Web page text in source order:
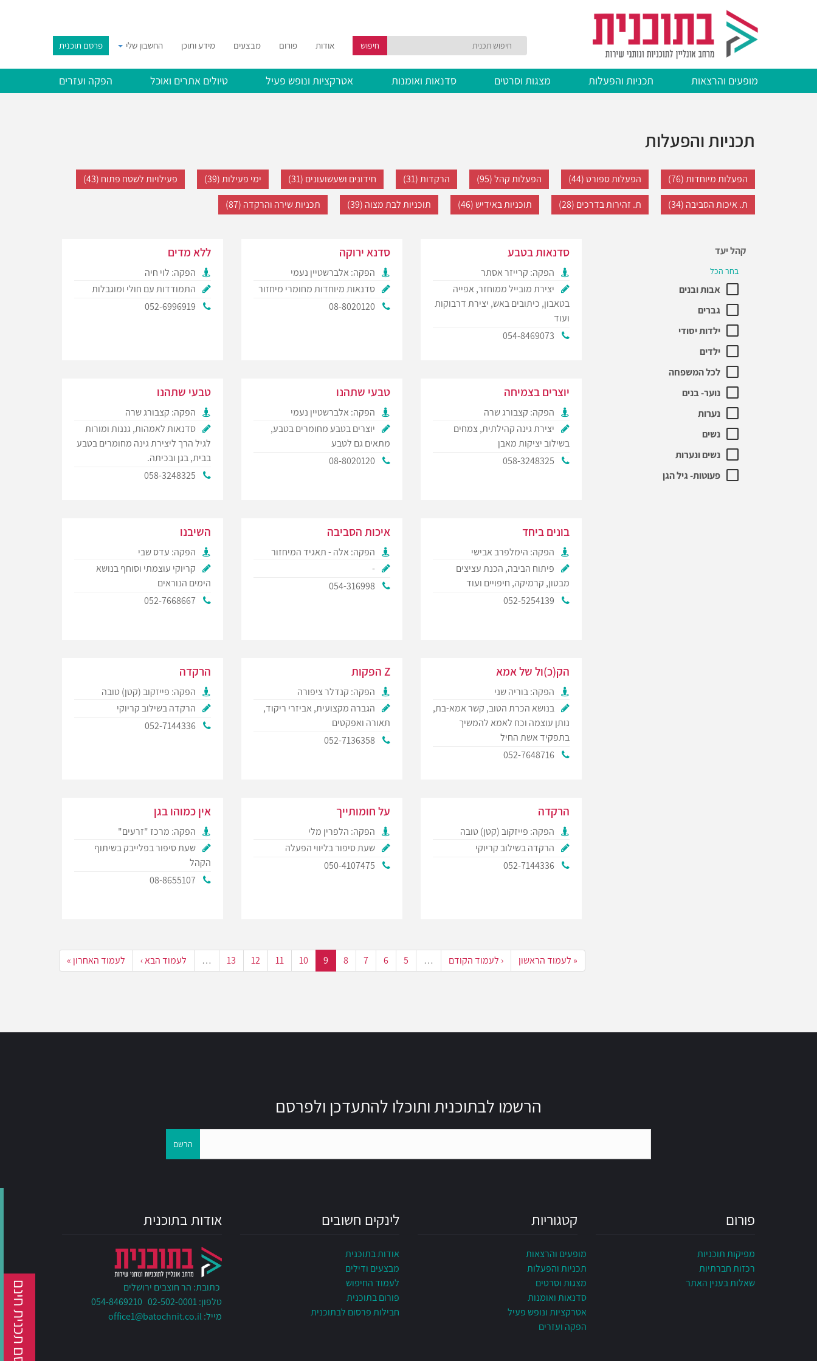
חיפוש אודות פורום מבצעים מידע ותוכן החשבון שלי פרסם תוכנית
מופעים והרצאות תכניות והפעלות מצגות וסרטים סדנאות ואומנות אטרקציות ונופש פעיל טיולים אתרים ואוכל הפקה ועזרים
פרסם תכנית חינם
תכניות והפעלות
הפעלות מיוחדות (76) הפעלות ספורט (44) הפעלות קהל (95) הרקדות (31) חידונים ושעשועונים (31) ימי פעילות (39)
פעילויות לשטח פתוח (43)
ת. איכות הסביבה (34)
ת. זהירות בדרכים (28) תוכניות באידיש (46) תוכניות לבת מצוה (39) תכניות שירה והרקדה (87)
קהל יעד
בחר הכל
אבות ובנים
גברים
ילדות יסודי
ילדים
לכל המשפחה
נוער- בנים
נערות
נשים
נשים ונערות
פעוטות- גיל הגן
סדנאות בטבע
הפקה: קרייזר אסתר
יצירת מובייל ממוחזר, אפייה
בטאבון, כיתובים באש, יצירת דרבוקות
ועוד
054-8469073
סדנא ירוקה
הפקה: אלברשטיין נעמי
סדנאות מיוחדות מחומרי מיחזור
08-8020120
ללא מדים
הפקה: לוי חיה
התמודדות עם חולי ומוגבלות
052-6996919
יוצרים בצמיחה
הפקה: קצבורג שרה
יצירת גינה קהילתית, צמחים
בשילוב יציקות מאבן
058-3248325
טבעי שתהנו
הפקה: אלברשטיין נעמי
יוצרים בטבע מחומרים בטבע,
מתאים גם לטבע
08-8020120
טבעי שתהנו
הפקה: קצבורג שרה
סדנאות לאמהות, גננות ומורות
לגיל הרך ליצירת גינה מחומרים בטבע
בבית, בגן ובכיתה.
058-3248325
בונים ביחד
הפקה: הימלפרב אבישי
פיתוח הביבה, הכנת עציצים
מבטון, קרמיקה, חיפויים ועוד
052-5254139
איכות הסביבה
הפקה: אלה - תאגיד המיחזור
-
054-316998
השיבנו
הפקה: עדס שבי
קריוקי עוצמתי וסוחף בנושא
הימים הנוראים
052-7668667
הק(כ)ול של אמא
הפקה: בוריה שני
בנושא הכרת הטוב, קשר אמא-בת,
נותן עוצמה וכח לאמא להמשיך
בתפקיד אשת החיל
052-7648716
Z הפקות
הפקה: קנדלר ציפורה
הגברה מקצועית, אביזרי ריקוד,
תאורה ואפקטים
052-7136358
הרקדה
הפקה: פייזקוב (קטן) טובה
הרקדה בשילוב קריוקי
052-7144336
הרקדה
הפקה: פייזקוב (קטן) טובה
הרקדה בשילוב קריוקי
052-7144336
על חומותייך
הפקה: הלפרין מלי
שעת סיפור בליווי הפעלה
050-4107475
אין כמוהו בגן
הפקה: מרכז "זרעים"
שעת סיפור בפלייבק בשיתוף
הקהל
08-8655107
« לעמוד הראשון ‹ לעמוד הקודם …
5
6
7
8
9
10
11
12
13
… לעמוד הבא › לעמוד האחרון »
הרשמו לבתוכנית ותוכלו להתעדכן ולפרסם
הרשם
פורום
מפיקות תוכניות
רכזות חברתיות
שאלות בענין האתר
קטגוריות
מופעים והרצאות
תכניות והפעלות
מצגות וסרטים
סדנאות ואומנות
אטרקציות ונופש פעיל
הפקה ועזרים
לינקים חשובים
אודות בתוכנית
מבצעים ודילים
לעמוד החיפוש
פורום בתוכנית
חבילות פרסום לבתוכנית
אודות בתוכנית
כתובת: הר חוצבים ירושלים
טלפון: 02-502-0001 054-8469210
מייל:office1@batochnit.co.il